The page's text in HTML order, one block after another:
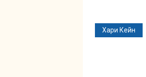
Хари Кейн